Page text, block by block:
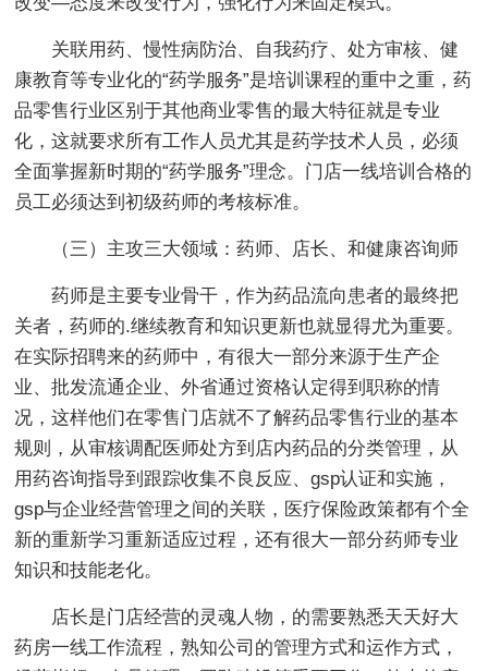
关联用药、慢性病防治、自我药疗、处方审核、健
康教育等专业化的“药学服务”是培训课程的重中之重，药
品零售行业区别于其他商业零售的最大特征就是专业
化，这就要求所有工作人员尤其是药学技术人员，必须
全面掌握新时期的“药学服务”理念。门店一线培训合格的
员工必须达到初级药师的考核标准。
（三）主攻三大领域：药师、店长、和健康咨询师
药师是主要专业骨干，作为药品流向患者的最终把
关者，药师的.继续教育和知识更新也就显得尤为重要。
在实际招聘来的药师中，有很大一部分来源于生产企
业、批发流通企业、外省通过资格认定得到职称的情
况，这样他们在零售门店就不了解药品零售行业的基本
规则，从审核调配医师处方到店内药品的分类管理，从
用药咨询指导到跟踪收集不良反应、gsp认证和实施，
gsp与企业经营管理之间的关联，医疗保险政策都有个全
新的重新学习重新适应过程，还有很大一部分药师专业
知识和技能老化。
店长是门店经营的灵魂人物，的需要熟悉天天好大
药房一线工作流程，熟知公司的管理方式和运作方式，